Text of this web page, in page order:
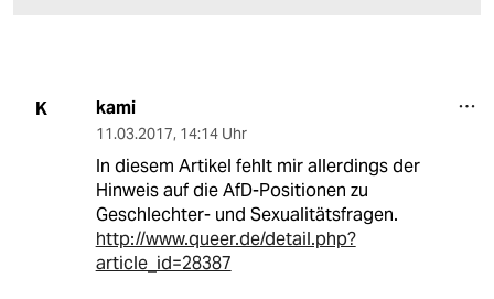
K kami
11.03.2017, 14:14 Uhr
In diesem Artikel fehlt mir allerdings der
Hinweis auf die AfD-Positionen zu
Geschlechter- und Sexualitätsfragen.
http://www.queer.de/detail.php?
article_id=28387